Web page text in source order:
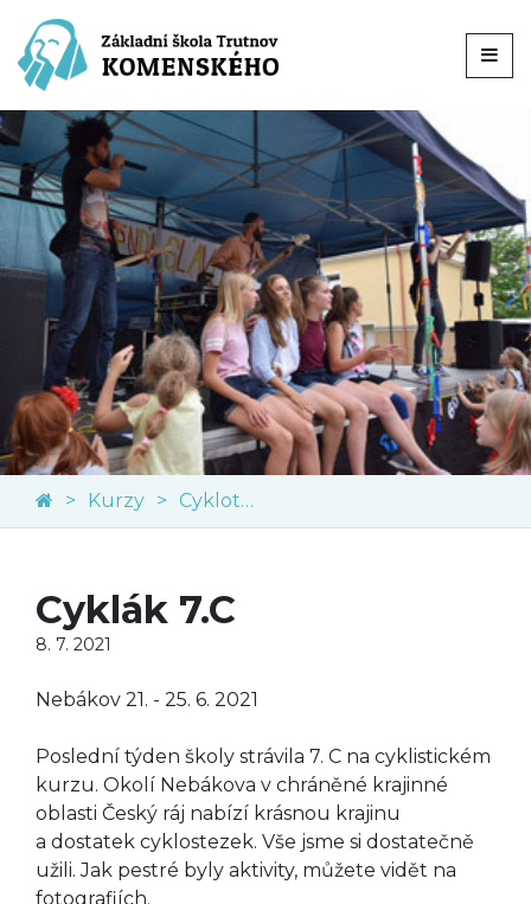
Kurzy Cykloturistický kurz
Cyklák 7.C
8. 7. 2021
Nebákov 21. - 25. 6. 2021
Poslední týden školy strávila 7. C na cyklistickém
kurzu. Okolí Nebákova v chráněné krajinné
oblasti Český ráj nabízí krásnou krajinu
a dostatek cyklostezek. Vše jsme si dostatečně
užili. Jak pestré byly aktivity, můžete vidět na
fotografiích.